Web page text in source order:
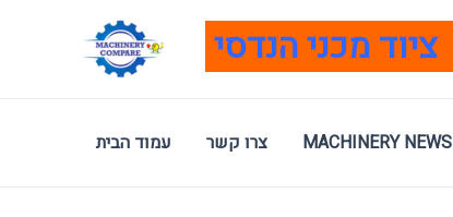
עמוד הבית צרו קשר MACHINERY NEWS